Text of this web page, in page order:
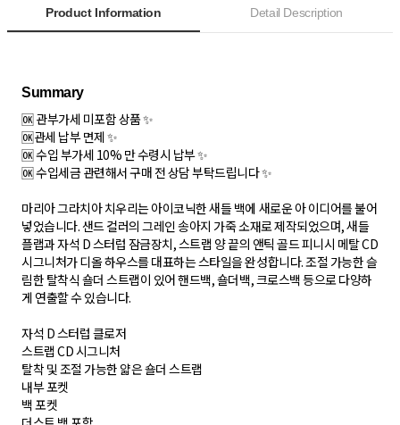
Product Information Detail Description
Summary
🆗 관부가세 미포함 상품 ✨
🆗관세 납부 면제 ✨
🆗 수입 부가세 10% 만 수령시 납부 ✨
🆗 수입세금 관련해서 구매 전 상담 부탁드립니다 ✨
마리아 그라치아 치우리는 아이코닉한 새들 백에 새로운 아 이디어를 불어
넣었습니다. 샌드 컬러의 그레인 송아지 가죽 소재로 제작되었으며, 새들
플랩과 자석 D 스터럽 잠금장치, 스트랩 양 끝의 앤틱 골드 피니시 메탈 CD
시그니처가 디올 하우스를 대표하는 스타일을 완성합니다. 조절 가능한 슬
림한 탈착식 숄더 스트랩이 있어 핸드백, 숄더백, 크로스백 등으로 다양하
게 연출할 수 있습니다.
자석 D 스터럽 클로저
스트랩 CD 시그니처
탈착 및 조절 가능한 얇은 숄더 스트랩
내부 포켓
백 포켓